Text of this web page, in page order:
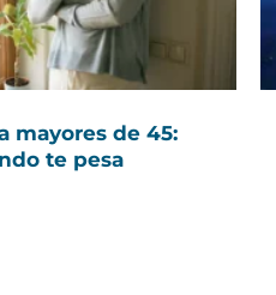
mayores de 45:
te pesa